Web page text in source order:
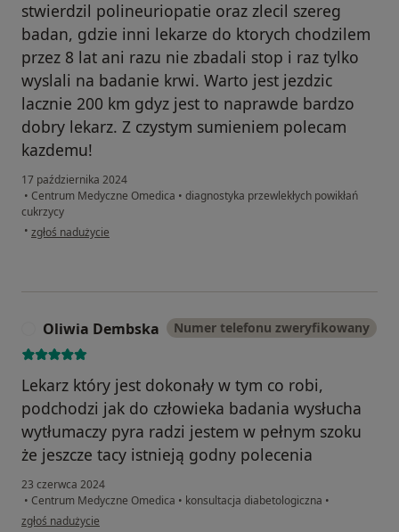
stwierdzil polineuriopatie oraz zlecil szereg
badan, gdzie inni lekarze do ktorych chodzilem
przez 8 lat ani razu nie zbadali stop i raz tylko
wyslali na badanie krwi. Warto jest jezdzic
lacznie 200 km gdyz jest to naprawde bardzo
dobry lekarz. Z czystym sumieniem polecam
kazdemu!
17 października 2024
• Centrum Medyczne Omedica • diagnostyka przewlekłych powikłań
cukrzycy
• w opinii użytkownika LK
zgłoś nadużycie
Oliwia Dembska Numer telefonu zweryfikowany
Lekarz który jest dokonały w tym co robi,
podchodzi jak do człowieka badania wysłucha
wytłumaczy pyra radzi jestem w pełnym szoku
że jeszcze tacy istnieją godny polecenia
23 czerwca 2024
• Centrum Medyczne Omedica • konsultacja diabetologiczna •
w opinii użytkownika Oliwia Dembska
zgłoś nadużycie